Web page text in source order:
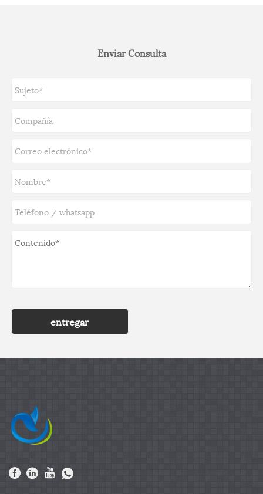
Enviar Consulta
entregar